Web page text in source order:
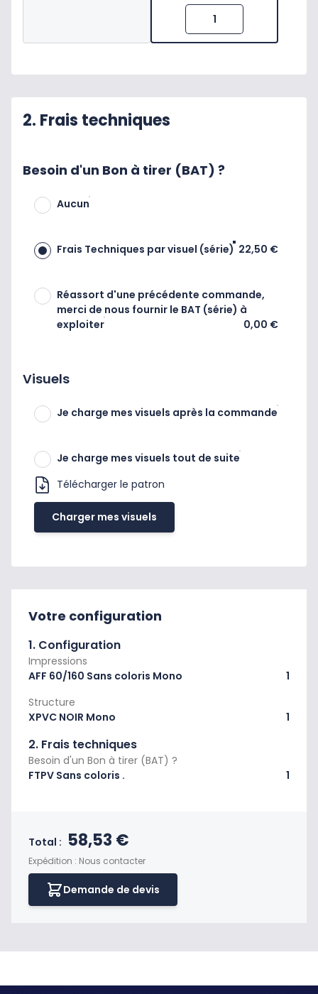
2. Frais techniques
Besoin d'un Bon à tirer (BAT) ?
Aucun
Frais Techniques par visuel (série) 22,50 €
Réassort d'une précédente commande,
merci de nous fournir le BAT (série) à
exploiter
0,00 €
Visuels
Je charge mes visuels après la commande
Je charge mes visuels tout de suite
Télécharger le patron
Charger mes visuels
Votre configuration
1. Configuration
Impressions
AFF 60/160 Sans coloris Mono
1
Structure
XPVC NOIR Mono
1
2. Frais techniques
Besoin d'un Bon à tirer (BAT) ?
FTPV Sans coloris .
1
Total : Prix final du produit
58,53 €
Expédition : Nous contacter
Demande de devis